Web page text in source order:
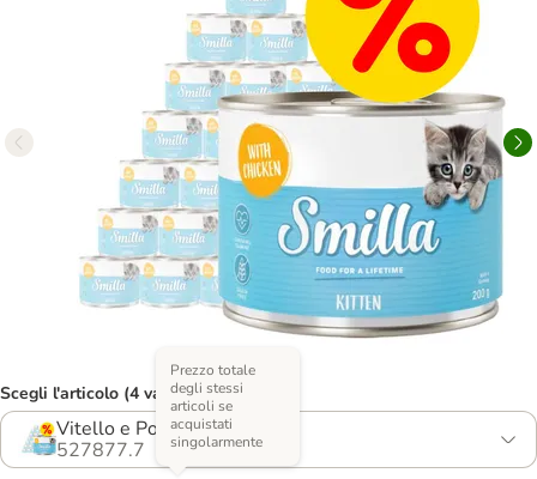
Scegli l'articolo (4 varianti)
Vitello e Pollo + Pollo
527877.7
Prezzo totale
degli stessi
articoli se
acquistati
singolarmente